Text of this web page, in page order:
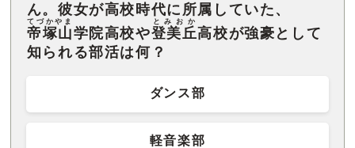
ん。彼女が高校時代に所属していた、
帝塚山
てづかやま
学院高校や登美丘
とみおか
高校が強豪として
知られる部活は何？
ダンス部
軽音楽部